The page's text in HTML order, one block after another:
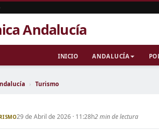
Andalucía
INICIO ANDALUCÍA
› Turismo
29 de Abril de 2026 · 11:28h2 min de lectura